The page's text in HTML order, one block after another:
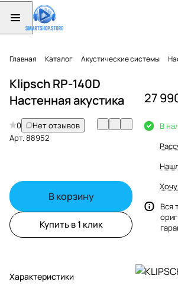
Главная Каталог Акустические системы
Klipsch RP-140D
Настенная акустика
0
Нет отзывов
Арт.88952
В корзину
Купить в 1 клик
Характеристики
27
В
Вся